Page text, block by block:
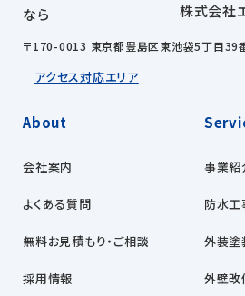
株式会社
〒170-0013 東京都豊島区東池袋5丁目39
アクセス対応エリア
About
会社案内
よくある質問
無料お見積もり・ご相談
採用情報
事業紹
防水工
外装塗
外壁改